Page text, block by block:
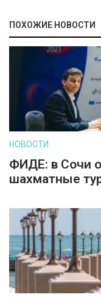
ПОХОЖИЕ НОВОСТИ
НОВОСТИ
ФИДЕ: в Сочи
шахматные